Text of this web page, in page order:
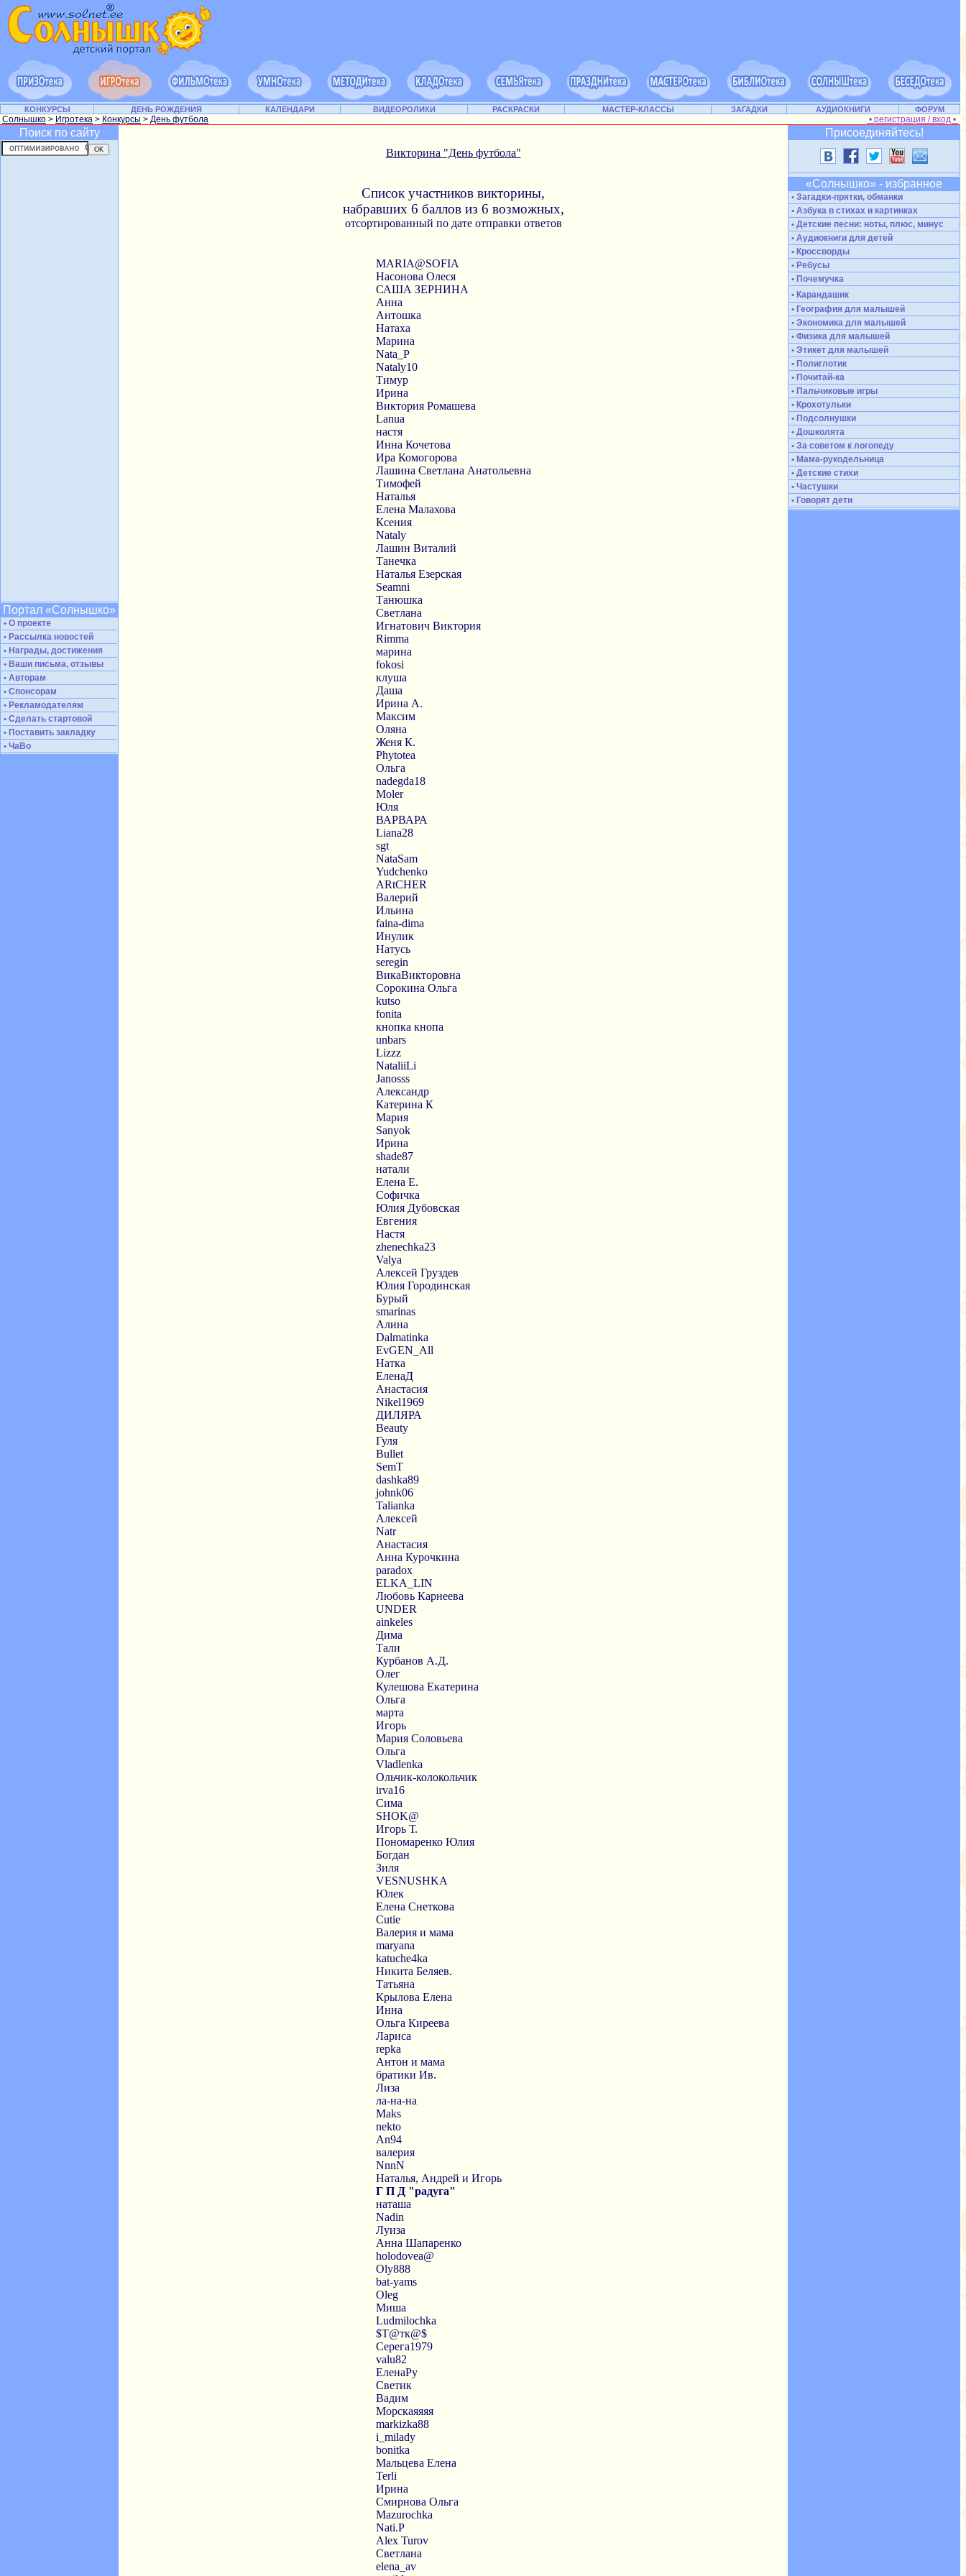
КОНКУРСЫ ДЕНЬ РОЖДЕНИЯ КАЛЕНДАРИ ВИДЕОРОЛИКИ РАСКРАСКИ МАСТЕР-КЛАССЫ ЗАГАДКИ АУДИОКНИГИ ФОРУМ
Солнышко > Игротека > Конкурсы > День футбола • регистрация / вход •
Поиск по сайту
Портал «Солнышко»
• О проекте
• Рассылка новостей
• Награды, достижения
• Ваши письма, отзывы
• Авторам
• Спонсорам
• Рекламодателям
• Сделать стартовой
• Поставить закладку
• ЧаВо
Викторина "День футбола"
Список участников викторины,
набравших 6 баллов из 6 возможных,
отсортированный по дате отправки ответов
MARIA@SOFIA
Насонова Олеся
САША ЗЕРНИНА
Анна
Антошка
Натаха
Марина
Nata_P
Nataly10
Тимур
Ирина
Виктория Ромашева
Lanua
настя
Инна Кочетова
Ира Комогорова
Лашина Светлана Анатольевна
Тимофей
Наталья
Елена Малахова
Ксения
Nataly
Лашин Виталий
Танечка
Наталья Езерская
Seamni
Танюшка
Светлана
Игнатович Виктория
Rimma
марина
fokosi
клуша
Даша
Ирина А.
Максим
Оляна
Женя К.
Phytotea
Ольга
nadegda18
Moler
Юля
ВАРВАРА
Liana28
sgt
NataSam
Yudchenko
ARtCHER
Валерий
Ильина
faina-dima
Инулик
Натусь
seregin
ВикаВикторовна
Сорокина Ольга
kutso
fonita
кнопка кнопа
unbars
Lizzz
NataliiLi
Janosss
Александр
Катерина К
Мария
Sanyok
Ирина
shade87
натали
Елена Е.
Софичка
Юлия Дубовская
Евгения
Настя
zhenechka23
Valya
Алексей Груздев
Юлия Городинская
Бурый
smarinas
Алина
Dalmatinka
EvGEN_All
Натка
ЕленаД
Анастасия
Nikel1969
ДИЛЯРА
Beauty
Гуля
Bullet
SemT
dashka89
johnk06
Talianka
Алексей
Natr
Анастасия
Анна Курочкина
paradox
ELKA_LIN
Любовь Карнеева
UNDER
ainkeles
Дима
Тали
Курбанов А.Д.
Олег
Кулешова Екатерина
Ольга
марта
Игорь
Мария Соловьева
Ольга
Vladlenka
Ольчик-колокольчик
irva16
Сима
SHOK@
Игорь Т.
Пономаренко Юлия
Богдан
Зиля
VESNUSHKA
Юлек
Елена Снеткова
Cutie
Валерия и мама
maryana
katuche4ka
Никита Беляев.
Татьяна
Крылова Елена
Инна
Ольга Киреева
Лариса
repka
Антон и мама
братики Ив.
Лиза
ла-на-на
Maks
nekto
An94
валерия
NnnN
Наталья, Андрей и Игорь
Г П Д "радуга"
наташа
Nadin
Луиза
Анна Шапаренко
holodovea@
Oly888
bat-yams
Oleg
Миша
Ludmilochka
$Т@тк@$
Серега1979
valu82
ЕленаРу
Светик
Вадим
Морскаяяяя
markizka88
i_milady
bonitka
Мальцева Елена
Terli
Ирина
Смирнова Ольга
Mazurochka
Nati.P
Alex Turov
Светлана
elena_av
Присоединяйтесь!
«Солнышко» - избранное
• Загадки-прятки, обманки
• Азбука в стихах и картинках
• Детские песни: ноты, плюс, минус
• Аудиокниги для детей
• Кроссворды
• Ребусы
• Почемучка
• Карандашик
• География для малышей
• Экономика для малышей
• Физика для малышей
• Этикет для малышей
• Полиглотик
• Почитай-ка
• Пальчиковые игры
• Крохотульки
• Подсолнушки
• Дошколята
• За советом к логопеду
• Мама-рукодельница
• Детские стихи
• Частушки
• Говорят дети